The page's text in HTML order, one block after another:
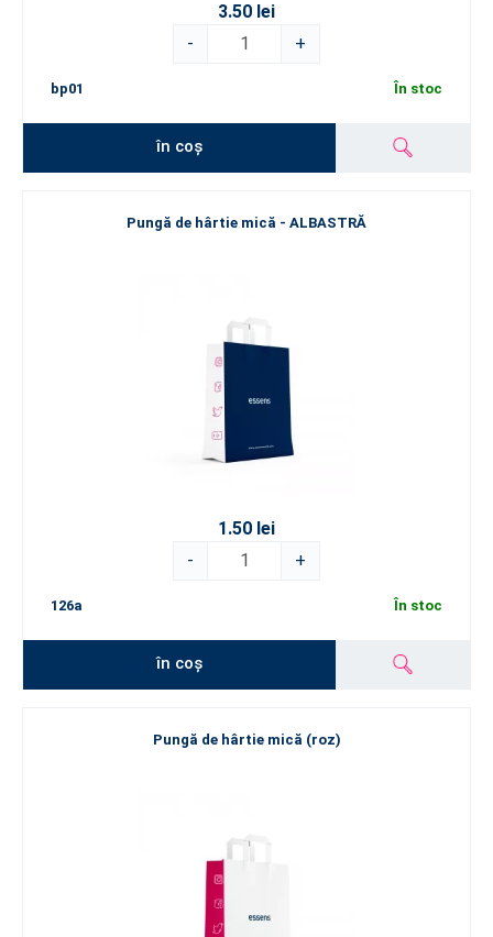
3.50 lei
-
+
bp01 În stoc
în coș
Pungă de hârtie mică - ALBASTRĂ
1.50 lei
-
+
126a În stoc
în coș
Pungă de hârtie mică (roz)